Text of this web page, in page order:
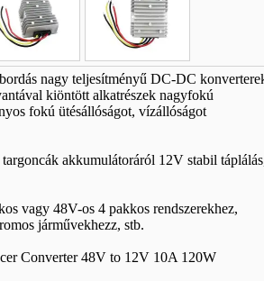
nagy teljesítményű DC-DC
kiöntött alkatrészek nagyfokú
fokú ütésállóságot, vízállóságot
akkumulátoráról 12V stabil
vagy 48V-os 4 pakkos rendszerekhez,
járművekhezz, stb.
Converter 48V to 12V 10A 120W